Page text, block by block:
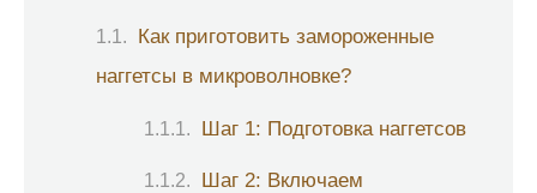
Как приготовить замороженные
наггетсы в микроволновке?
Шаг 1: Подготовка наггетсов
Шаг 2: Включаем